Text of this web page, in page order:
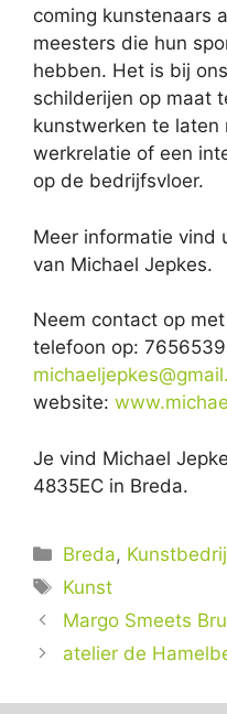
coming kunstenaars
meesters die hun
hebben. Het is bij
schilderijen op maat
kunstwerken te laten
werkrelatie of een
op de bedrijfsvloer.
Meer informatie vind
van Michael Jepkes.
Neem contact op
telefoon op:
website:
Je vind Michael
4835EC in Breda.
Categorieën
Breda,
Tags
Kunst
Margo Smeets
atelier de